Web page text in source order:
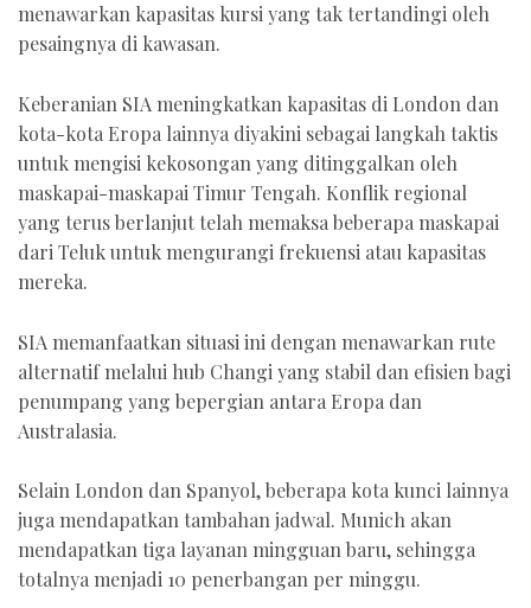
menawarkan kapasitas kursi yang tak tertandingi oleh
pesaingnya di kawasan.
Keberanian SIA meningkatkan kapasitas di London dan
kota-kota Eropa lainnya diyakini sebagai langkah taktis
untuk mengisi kekosongan yang ditinggalkan oleh
maskapai-maskapai Timur Tengah. Konflik regional
yang terus berlanjut telah memaksa beberapa maskapai
dari Teluk untuk mengurangi frekuensi atau kapasitas
mereka.
SIA memanfaatkan situasi ini dengan menawarkan rute
alternatif melalui hub Changi yang stabil dan efisien bagi
penumpang yang bepergian antara Eropa dan
Australasia.
Selain London dan Spanyol, beberapa kota kunci lainnya
juga mendapatkan tambahan jadwal. Munich akan
mendapatkan tiga layanan mingguan baru, sehingga
totalnya menjadi 10 penerbangan per minggu.